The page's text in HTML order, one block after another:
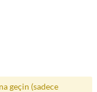
geçin (sadece